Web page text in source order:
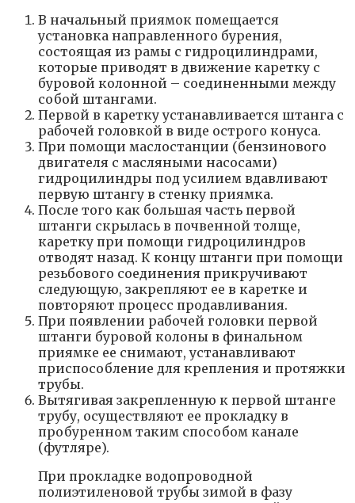
В начальный приямок помещается
установка направленного бурения,
состоящая из рамы с гидроцилиндрами,
которые приводят в движение каретку с
буровой колонной – соединенными между
собой штангами.
Первой в каретку устанавливается штанга с
рабочей головкой в виде острого конуса.
При помощи маслостанции (бензинового
двигателя с масляными насосами)
гидроцилиндры под усилием вдавливают
первую штангу в стенку приямка.
После того как большая часть первой
штанги скрылась в почвенной толще,
каретку при помощи гидроцилиндров
отводят назад. К концу штанги при помощи
резьбового соединения прикручивают
следующую, закрепляют ее в каретке и
повторяют процесс продавливания.
При появлении рабочей головки первой
штанги буровой колоны в финальном
приямке ее снимают, устанавливают
приспособление для крепления и протяжки
трубы.
Вытягивая закрепленную к первой штанге
трубу, осуществляют ее прокладку в
пробуренном таким способом канале
(футляре).
При прокладке водопроводной
полиэтиленовой трубы зимой в фазу